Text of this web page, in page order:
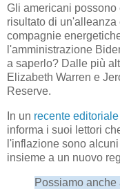
Gli americani possono
risultato di
compagnie
l'amministrazione
a saperlo? Dalle più
Elizabeth Warren e
Reserve.
In un recente editoriale
informa i suoi lettori
l'inflazione sono
insieme a un nuovo
Possiamo